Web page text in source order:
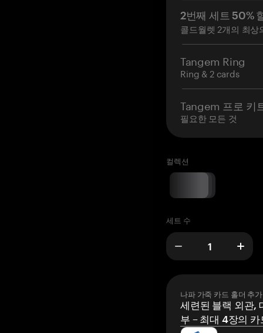
2번째 세트 50%
콜드월렛 2개의 최상
Tangem Ring
Ring & 2 cards
Tangem 프로 키
필요한 모든 것
컬렉션
세트 수
나파 가죽 카드 홀더 추가
세련된 블랙 외관,
부 – 최대 4장의